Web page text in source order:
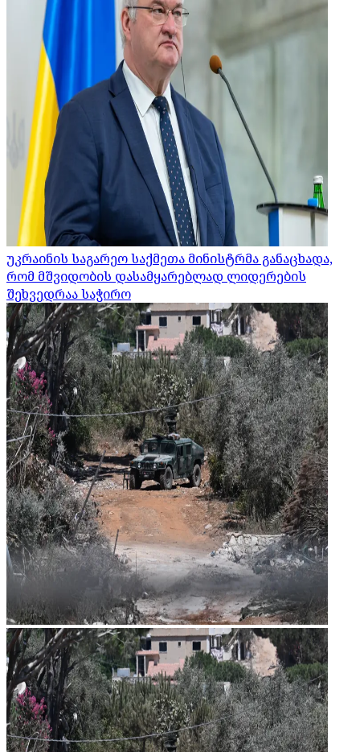
უკრაინის საგარეო საქმეთა მინისტრმა განაცხადა,
რომ მშვიდობის დასამყარებლად ლიდერების
შეხვედრაა საჭირო